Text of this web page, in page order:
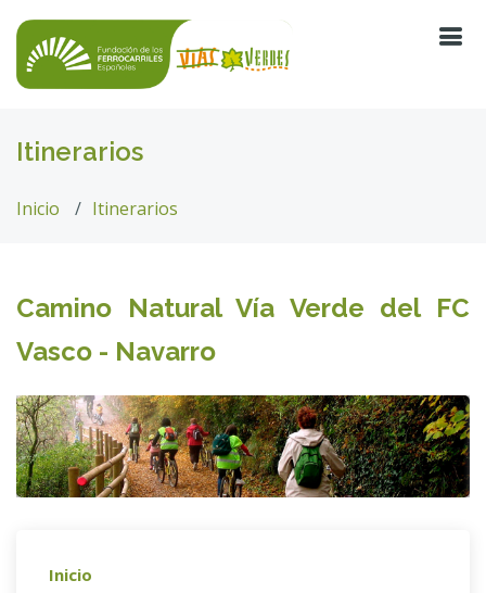
Itinerarios
Inicio Itinerarios
Camino Natural Vía Verde del FC
Vasco - Navarro
Inicio